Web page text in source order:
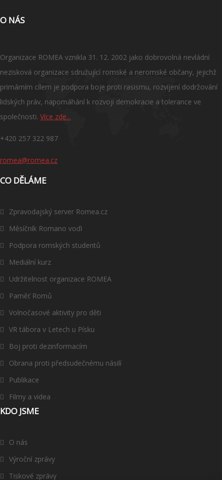
O NÁS
Organizace ROMEA vznikla 31. 12. 2002 jako dobrovolná nevládní
nezisková organizace sdružující romské a neromské občany, jejichž
primárním cílem je podpora boje proti rasismu, rozvíjení dodržování
lidských práv, napomáhání k rozvoji demokracie a tolerance ve
společnosti. Více zde...
+420 257 322 987
romea@romea.cz
CO DĚLÁME
Zpravodajský server Romea.cz
Měsíčník Romano voďi
Podpora romských studentů
Mediální kurz
Udržitelnost organizace ROMEA
Paměť Romů
Volnočasové aktivity pro děti
VR tábora v Letech u Písku
Boj proti dezinformacím
Obrana proti předsudečnému násilí
Publikace
Filmy a videa
KDO JSME
O nás
Výroční zprávy
Tiskové zprávy